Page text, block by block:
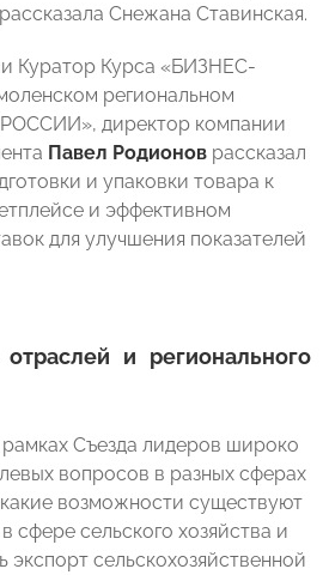
Снежана Ставинская.
Куратор Курса «БИЗНЕС-
региональном
директор компании
Павел Родионов рассказал
и упаковки товара к
и эффективном
для улучшения показателей
и регионального
Съезда лидеров широко
вопросов в разных сферах
возможности существуют
сфере сельского хозяйства и
экспорт сельскохозяйственной